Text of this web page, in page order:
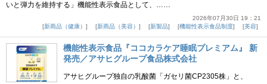
いと弾力を維持する」機能性表示食品として、……
2026年07月30日 19：21
新商品（健康）
新商品（美容） 新製品 機能性表示食品制度 美容
機能性表示食品『ココカラケア睡眠プレミアム』 新
発売／アサヒグループ食品株式会社
アサヒグループ独自の乳酸菌「ガセリ菌CP2305株」と、